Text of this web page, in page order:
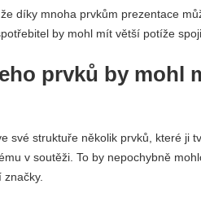
díky mnoha prvkům prezentace
by mohl mít větší potíže
prvků by
své struktuře několik prvků, které ji
v soutěži. To by nepochybně